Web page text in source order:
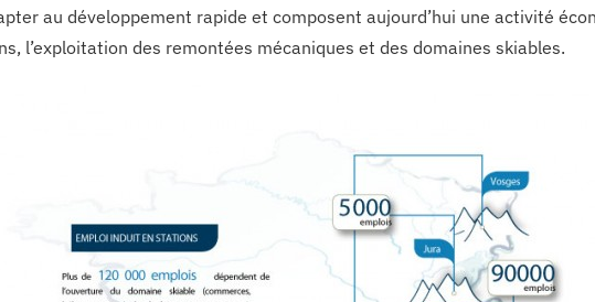
au développement rapide et composent aujourd’hui une activité
l’exploitation des remontées mécaniques et des domaines skiables.